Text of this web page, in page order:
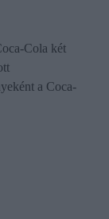
Cola két
a Coca-